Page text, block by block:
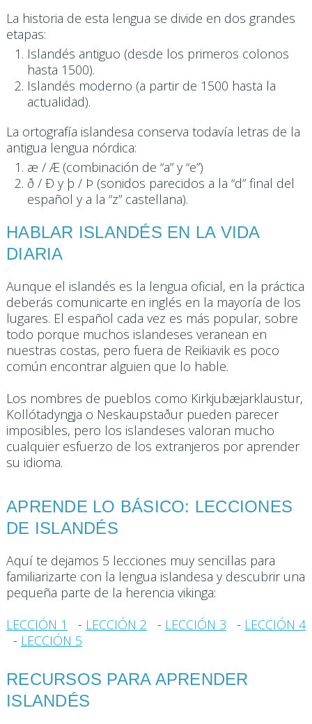
La historia de esta lengua se divide en dos grandes
etapas:
Islandés antiguo (desde los primeros colonos
hasta 1500).
Islandés moderno (a partir de 1500 hasta la
actualidad).
La ortografía islandesa conserva todavía letras de la
antigua lengua nórdica:
æ / Æ (combinación de “a” y “e”)
ð / Ð y þ / Þ (sonidos parecidos a la “d” final del
español y a la “z” castellana).
HABLAR ISLANDÉS EN LA VIDA
DIARIA
Aunque el islandés es la lengua oficial, en la práctica
deberás comunicarte en inglés en la mayoría de los
lugares. El español cada vez es más popular, sobre
todo porque muchos islandeses veranean en
nuestras costas, pero fuera de Reikiavik es poco
común encontrar alguien que lo hable.
Los nombres de pueblos como Kirkjubæjarklaustur,
Kollótadyngja o Neskaupstaður pueden parecer
imposibles, pero los islandeses valoran mucho
cualquier esfuerzo de los extranjeros por aprender
su idioma.
APRENDE LO BÁSICO: LECCIONES
DE ISLANDÉS
Aquí te dejamos 5 lecciones muy sencillas para
familiarizarte con la lengua islandesa y descubrir una
pequeña parte de la herencia vikinga:
LECCIÓN 1
- LECCIÓN 2 - LECCIÓN 3 - LECCIÓN 4
- LECCIÓN 5
RECURSOS PARA APRENDER
ISLANDÉS